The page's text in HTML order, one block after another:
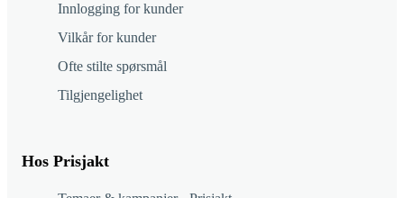
Innlogging for kunder
Vilkår for kunder
Ofte stilte spørsmål
Tilgjengelighet
Hos Prisjakt